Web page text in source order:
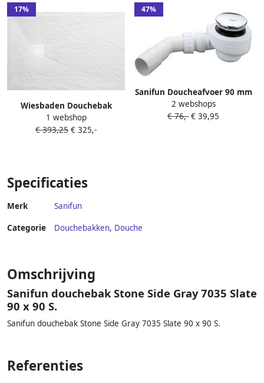
17%
Wiesbaden Douchebak
Stonea Antislip Composiet
80x90x3 cm Inkortbaar Mat
1 webshop
€ 393,25 € 325,-
47%
Sanifun Doucheafvoer 90 mm
chroom– geschikt voor
Stonea douchebakken
2 webshops
€ 76,- € 39,95
Specificaties
Merk Sanifun
Categorie Douchebakken, Douche
Omschrijving
Sanifun douchebak Stone Side Gray 7035 Slate
90 x 90 S.
Sanifun douchebak Stone Side Gray 7035 Slate 90 x 90 S.
Referenties